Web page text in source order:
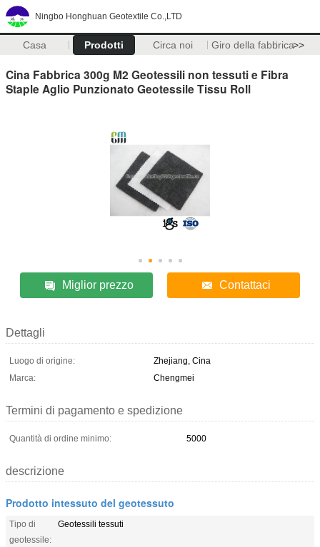
Ningbo Honghuan Geotextile Co.,LTD
Casa Prodotti Circa noi Giro della fabbrica>>
Cina Fabbrica 300g M2 Geotessili non tessuti e Fibra
Staple Aglio Punzionato Geotessile Tissu Roll
Miglior prezzo Contattaci
Dettagli
Luogo di origine:
Zhejiang, Cina
Marca:
Chengmei
Termini di pagamento e spedizione
Quantità di ordine minimo: 5000
descrizione
Prodotto intessuto del geotessuto
Tipo di
geotessile:
Geotessili tessuti